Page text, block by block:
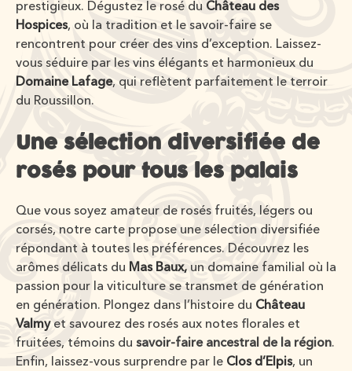
prestigieux. Dégustez le rosé du Château des
Hospices, où la tradition et le savoir-faire se
rencontrent pour créer des vins d’exception. Laissez-
vous séduire par les vins élégants et harmonieux du
Domaine Lafage, qui reflètent parfaitement le terroir
du Roussillon.
Une sélection diversifiée de
rosés pour tous les palais
Que vous soyez amateur de rosés fruités, légers ou
corsés, notre carte propose une sélection diversifiée
répondant à toutes les préférences. Découvrez les
arômes délicats du Mas Baux, un domaine familial où la
passion pour la viticulture se transmet de génération
en génération. Plongez dans l’histoire du Château
Valmyet savourez des rosés aux notes florales et
fruitées, témoins du savoir-faire ancestral de la région.
Enfin, laissez-vous surprendre par le Clos d’Elpis, un